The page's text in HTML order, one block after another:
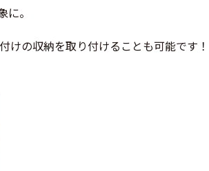
。
けの収納を取り付けることも可能です！